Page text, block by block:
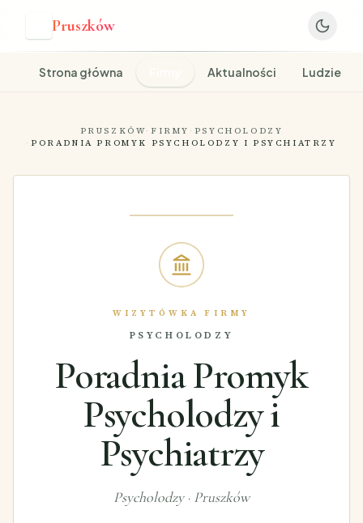
Pruszków
Strona główna Aktualności Ludzie
PRUSZKÓW· FIRMY · PSYCHOLODZY
· PORADNIA PROMYK PSYCHOLODZY I PSYCHIATRZY
WIZYTÓWKA FIRMY
PSYCHOLODZY
Poradnia Promyk
Psycholodzy i
Psychiatrzy
Psycholodzy· Pruszków